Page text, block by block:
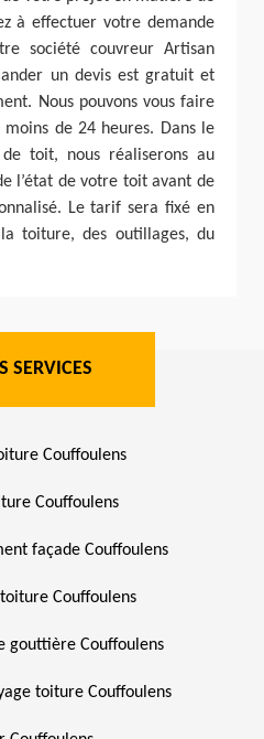
à effectuer votre demande
société couvreur Artisan
un devis est gratuit et
Nous pouvons vous faire
de 24 heures. Dans le
toit, nous réaliserons au
l’état de votre toit avant de
Le tarif sera fixé en
toiture, des outillages, du
SERVICES
Couffoulens
Couffoulens
façade Couffoulens
Couffoulens
gouttière Couffoulens
toiture Couffoulens